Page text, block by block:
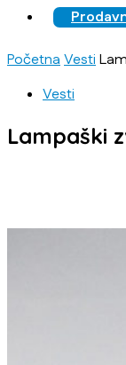
PočetnaVesti
Vesti
Lampaški